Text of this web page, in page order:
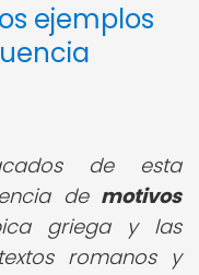
ejemplos
de esta
de motivos
griega y las
romanos y